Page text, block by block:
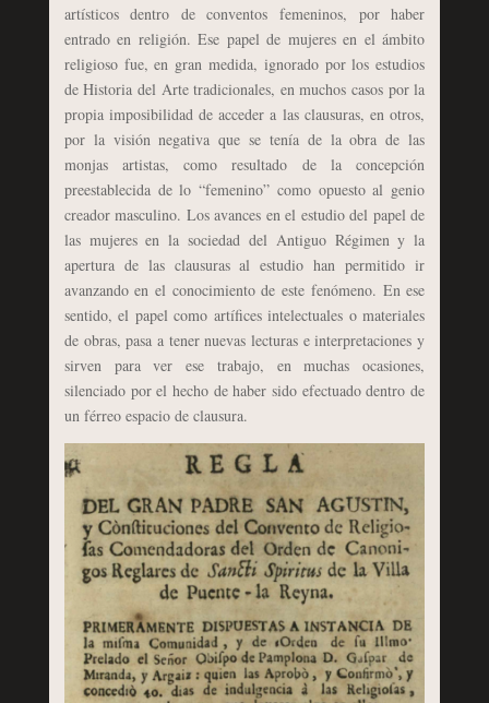
artísticos dentro de conventos femeninos, por haber
entrado en religión. Ese papel de mujeres en el ámbito
religioso fue, en gran medida, ignorado por los estudios
de Historia del Arte tradicionales, en muchos casos por la
propia imposibilidad de acceder a las clausuras, en otros,
por la visión negativa que se tenía de la obra de las
monjas artistas, como resultado de la concepción
preestablecida de lo “femenino” como opuesto al genio
creador masculino. Los avances en el estudio del papel de
las mujeres en la sociedad del Antiguo Régimen y la
apertura de las clausuras al estudio han permitido ir
avanzando en el conocimiento de este fenómeno. En ese
sentido, el papel como artífices intelectuales o materiales
de obras, pasa a tener nuevas lecturas e interpretaciones y
sirven para ver ese trabajo, en muchas ocasiones,
silenciado por el hecho de haber sido efectuado dentro de
un férreo espacio de clausura.